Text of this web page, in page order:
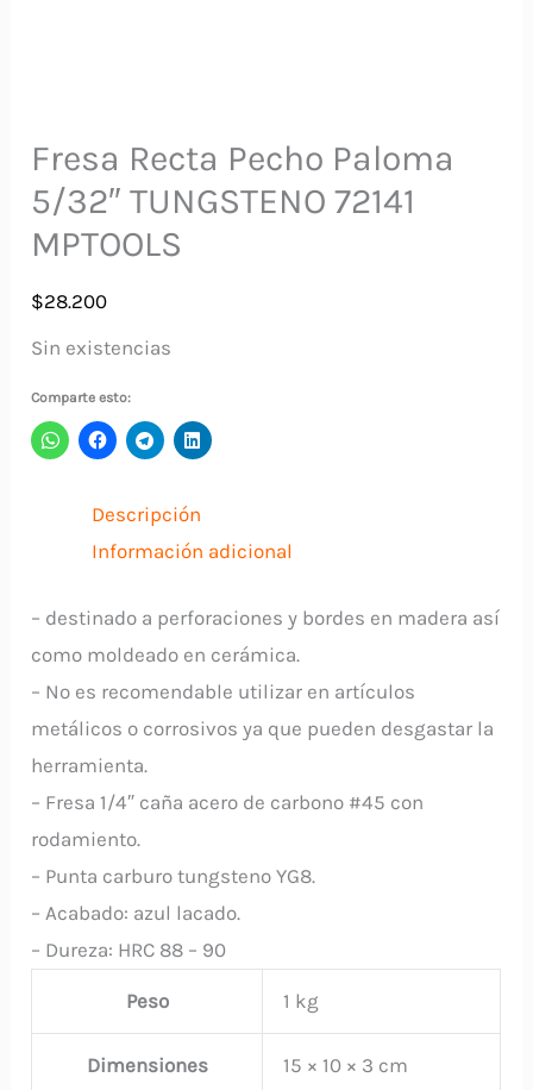
Fresa Recta Pecho Paloma
5/32″ TUNGSTENO 72141
MPTOOLS
$28.200
Sin existencias
Comparte esto:
Descripción
Información adicional
– destinado a perforaciones y bordes en madera así
como moldeado en cerámica.
– No es recomendable utilizar en artículos
metálicos o corrosivos ya que pueden desgastar la
herramienta.
– Fresa 1/4″ caña acero de carbono #45 con
rodamiento.
– Punta carburo tungsteno YG8.
– Acabado: azul lacado.
– Dureza: HRC 88 – 90
Peso 1 kg
Dimensiones 15 × 10 × 3 cm